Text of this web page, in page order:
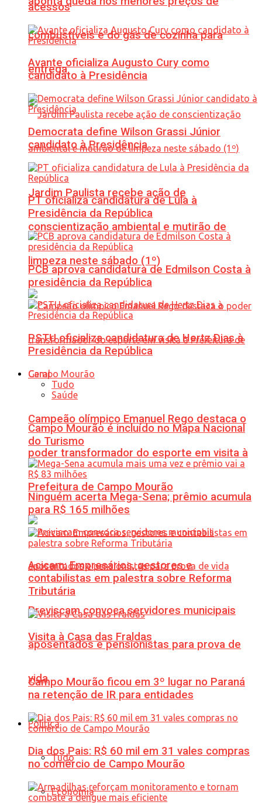
combustíveis e do gás de cozinha para
entrega
Jardim Paulista recebe ação de
conscientização ambiental e mutirão de
limpeza neste sábado (1º)
Campeão olímpico Emanuel Rego destaca o
poder transformador do esporte em visita à
Prefeitura de Campo Mourão
Previscam convoca servidores municipais
aposentados e pensionistas para prova de
vida
Política
Tudo
Economia
acessos
Avante oficializa Augusto Cury como
candidato à Presidência
Democrata define Wilson Grassi Júnior
candidato à Presidência
PT oficializa candidatura de Lula à
Presidência da República
PCB aprova candidatura de Edmilson Costa à
presidência da República
PSTU oficializa candidatura de Hertz Dias à
Presidência da República
Geral
Tudo
Saúde
Campo Mourão é incluído no Mapa Nacional
do Turismo
Ninguém acerta Mega-Sena; prêmio acumula
para R$ 165 milhões
Acicam: Empresários, gestores e
contabilistas em palestra sobre Reforma
Tributária
Visita à Casa das Fraldas
Campo Mourão ficou em 3º lugar no Paraná
na retenção de IR para entidades
Dia dos Pais: R$ 60 mil em 31 vales compras
no comércio de Campo Mourão